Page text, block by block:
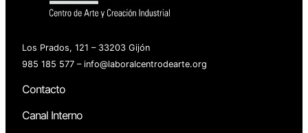
Los Prados, 121 – 33203 Gijón
985 185 577 – info@laboralcentrodearte.org
Contacto
Canal Interno